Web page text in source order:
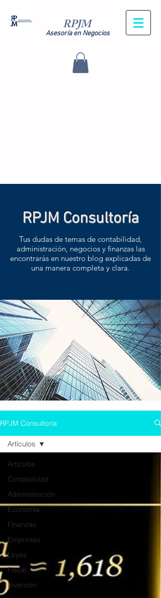
RPJM
Asesoría en Negocios
RPJM Consultoría
Tus dudas de temas de contabilidad,
administración, negocios y finanzas las
encontrarás en nuestro blog explicadas de
una manera completa y clara.
RPJM Consultoría
Artículos
Contabilidad
Administración
Economía
Finanzas
Empresas
Leyes
Fiscal
Inversión
Artículos